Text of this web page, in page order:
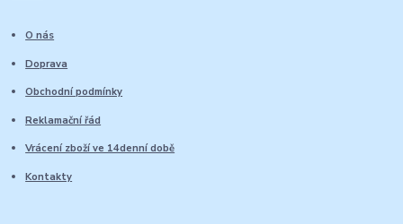
O nás
Doprava
Obchodní podmínky
Reklamační řád
Vrácení zboží ve 14denní době
Kontakty